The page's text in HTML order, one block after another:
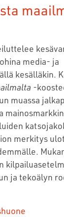
media- ja
kesälläkin.
-
muassa
merkitys
ja tekoälyn